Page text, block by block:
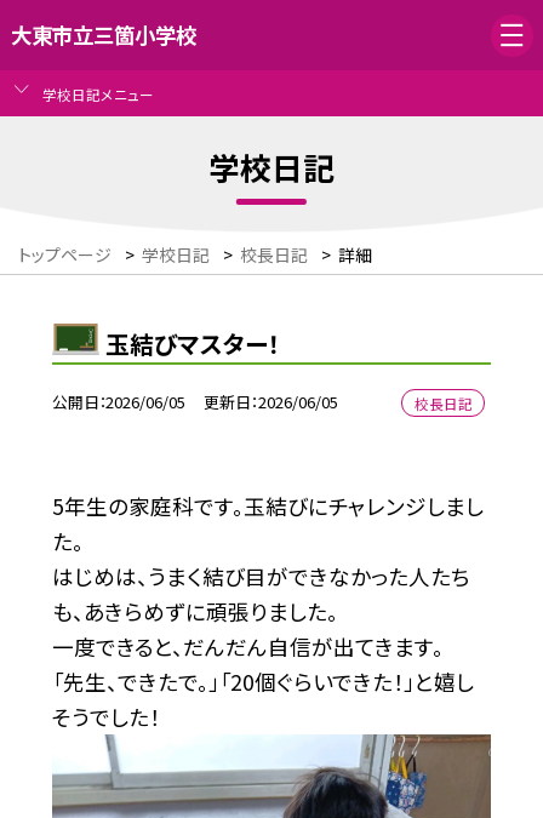
大東市立三箇小学校
学校日記メニュー
学校日記
トップページ > 学校日記 > 校長日記 > 詳細
玉結びマスター！
公開日 2026/06/05 更新日 2026/06/05 校長日記
5年生の家庭科です。玉結びにチャレンジしまし
た。
はじめは、うまく結び目ができなかった人たち
も、あきらめずに頑張りました。
一度できると、だんだん自信が出てきます。
「先生、できたで。」「20個ぐらいできた！」と嬉し
そうでした！